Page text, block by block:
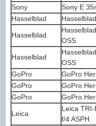
Sony
Sony E
Hasselblad
Hasselblad
OSS
Hasselblad
OSS
GoPro
GoPro
GoPro
GoPro
GoPro
GoPro
Leica
Leica
f/4 ASPH.